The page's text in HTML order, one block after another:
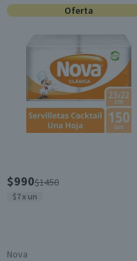
Característica
Contenido
800 ml
Beneficios
Hidratante
Género
Válida hasta su fecha de
Oferta
$990$1450
$7 x un
Nova